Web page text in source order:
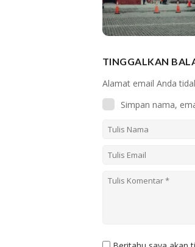
TINGGALKAN
Alamat email Anda
Simpan nama,